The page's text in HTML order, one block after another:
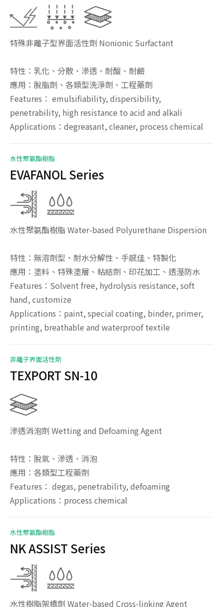
特殊非離子型界面活性劑 Nonionic Surfactant
特性：乳化、分散、滲透、耐酸、耐鹼
應用：脫脂劑、各類型洗淨劑、工程藥劑
Features： emulsifiability, dispersibility,
penetrability, high resistance to acid and alkali
Applications：degreasant, cleaner, process chemical
水性聚氨酯樹脂
EVAFANOL Series
水性聚氨酯樹脂 Water-based Polyurethane Dispersion
特性：無溶劑型、耐水分解性、手感佳、特製化
應用：塗料、特殊塗層、粘結劑、印花加工、透溼防水
Features：Solvent free, hydrolysis resistance, soft
hand, customize
Applications：paint, special coating, binder, primer,
printing, breathable and waterproof textile
非離子界面活性劑
TEXPORT SN-10
滲透消泡劑 Wetting and Defoaming Agent
特性：脫氣、滲透、消泡
應用：各類型工程藥劑
Features： degas, penetrability, defoaming
Applications：process chemical
水性聚氨酯樹脂
NK ASSIST Series
水性樹脂架橋劑 Water-based Cross-linking Agent